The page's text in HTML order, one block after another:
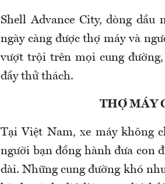
Shell Advance City, dòng dầu
ngày càng được thợ máy và
vượt trội trên mọi cung
đầy thử thách.
THỢ MÁY
Tại Việt Nam, xe máy không
người bạn đồng hành đưa con
dài. Những cung đường khó